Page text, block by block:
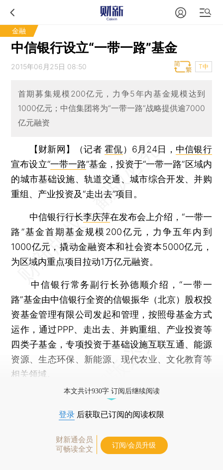
金融
中信银行设立“一带一路”基金
2015年06月25日 08:50 T中
首期募集规模200亿元，力争5年内基金规模达到
1000亿元；中信集团将为“一带一路”战略提供逾7000
亿元融资
【财新网】（记者霍侃） 6月24日， 中信银行
宣布设立“一带一路”基金，投资于“一带一路”区域内
的城市基础设施、轨道交通、城市综合开发、并购
重组、产业投资及“走出去”项目。
中信银行行长李庆萍在发布会上介绍，“一带一
路”基金首期基金规模200亿元，力争五年内到
1000亿元，撬动金融资本和社会资本5000亿元，
为区域内重点项目拉动1万亿元融资。
中信银行常务副行长孙德顺介绍，“一带一
路”基金由中信银行全资的信银振华（北京）股权投
资基金管理有限公司发起和管理，按照母基金方式
运作，通过PPP、走出去、并购重组、产业投资等
四类子基金，专项投资于基础设施互联互通、能源
资源、生态环保、新能源、现代农业、文化教育等
相关领域。
本文共计930字 订阅后继续阅读
登录 后获取已订阅的阅读权限
财新通会员
可畅读全文
订阅/会员升级